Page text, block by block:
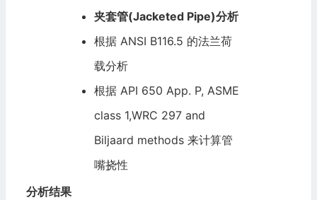
夹套管(Jacketed Pipe)分析
根据 ANSI B116.5 的法兰荷
载分析
根据 API 650 App. P, ASME
class 1,WRC 297 and
Biljaard methods 来计算管
嘴挠性
分析结果